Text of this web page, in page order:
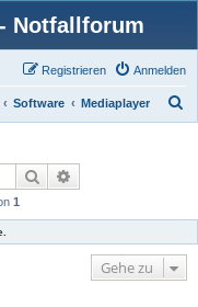
Notfallforum
Anmelden
Registrieren
Software Mediaplayer
Suche
1
Gehe zu